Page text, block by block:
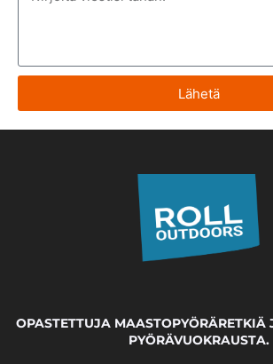
Lähetä
OPASTETTUJA
PYÖRÄVUOKRAUSTA.